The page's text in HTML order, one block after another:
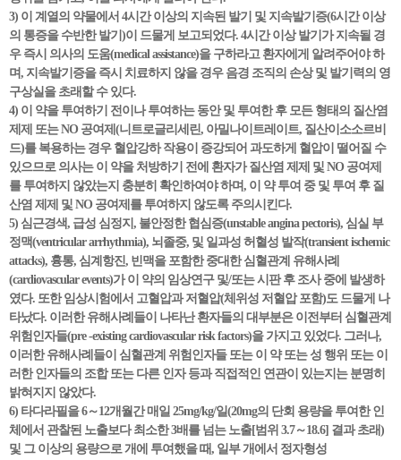
3) 이 계열의 약물에서 4시간 이상의 지속된 발기 및 지속발기증(6시간 이상
의 통증을 수반한 발기)이 드물게 보고되었다. 4시간 이상 발기가 지속될 경
우 즉시 의사의 도움(medical assistance)을 구하라고 환자에게 알려주어야 하
며, 지속발기증을 즉시 치료하지 않을 경우 음경 조직의 손상 및 발기력의 영
구상실을 초래할 수 있다.
4) 이 약을 투여하기 전이나 투여하는 동안 및 투여한 후 모든 형태의 질산염
제제 또는 NO 공여제(니트로글리세린, 아밀나이트레이트, 질산이소소르비
드)를 복용하는 경우 혈압강하 작용이 증강되어 과도하게 혈압이 떨어질 수
있으므로 의사는 이 약을 처방하기 전에 환자가 질산염 제제 및 NO 공여제
를 투여하지 않았는지 충분히 확인하여야 하며, 이 약 투여 중 및 투여 후 질
산염 제제 및 NO 공여제를 투여하지 않도록 주의시킨다.
5) 심근경색, 급성 심정지, 불안정한 협심증(unstable angina pectoris), 심실 부
정맥(ventricular arrhythmia), 뇌졸중, 및 일과성 허혈성 발작(transient ischemic
attacks), 흉통, 심계항진, 빈맥을 포함한 중대한 심혈관계 유해사례
(cardiovascular events)가 이 약의 임상연구 및/또는 시판 후 조사 중에 발생하
였다. 또한 임상시험에서 고혈압과 저혈압(체위성 저혈압 포함)도 드물게 나
타났다. 이러한 유해사례들이 나타난 환자들의 대부분은 이전부터 심혈관계
위험인자들(pre -existing cardiovascular risk factors)을 가지고 있었다. 그러나,
이러한 유해사례들이 심혈관계 위험인자들 또는 이 약 또는 성 행위 또는 이
러한 인자들의 조합 또는 다른 인자 등과 직접적인 연관이 있는지는 분명히
밝혀지지 않았다.
6) 타다라필을 6～12개월간 매일 25mg/kg/일(20mg의 단회 용량을 투여한 인
체에서 관찰된 노출보다 최소한 3배를 넘는 노출[범위 3.7～18.6] 결과 초래)
및 그 이상의 용량으로 개에 투여했을 때, 일부 개에서 정자형성